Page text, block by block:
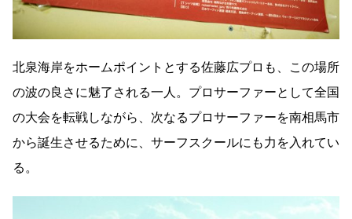
北泉海岸をホームポイントとする佐藤広プロも、この場所
の波の良さに魅了される一人。プロサーファーとして全国
の大会を転戦しながら、次なるプロサーファーを南相馬市
から誕生させるために、サーフスクールにも力を入れてい
る。